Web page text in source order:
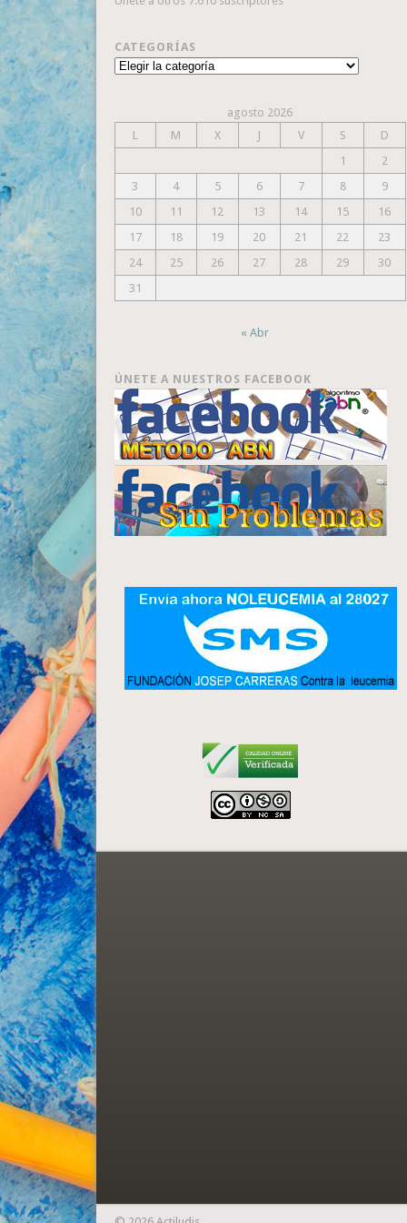
CATEGORÍAS
Categorías
agosto 2026
L
M X J V S
D
1
2
3
4 5 6 7 8
9
10
11 12 13 14 15
16
17
18 19 20 21 22
23
24
25 26 27 28 29
30
31
« Abr
ÚNETE A NUESTROS FACEBOOK